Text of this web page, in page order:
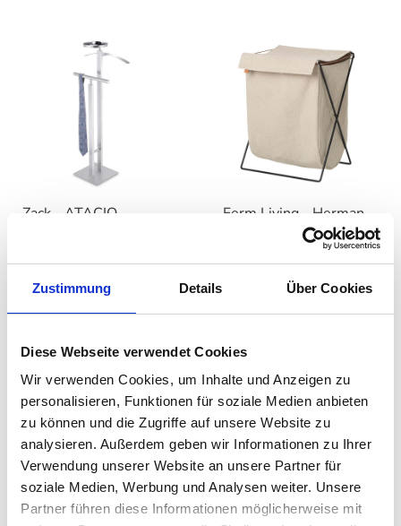
Zustimmung Details Über Cookies
Diese Webseite verwendet Cookies
Wir verwenden Cookies, um Inhalte und Anzeigen zu
personalisieren, Funktionen für soziale Medien anbieten
zu können und die Zugriffe auf unsere Website zu
analysieren. Außerdem geben wir Informationen zu Ihrer
Verwendung unserer Website an unsere Partner für
soziale Medien, Werbung und Analysen weiter. Unsere
Partner führen diese Informationen möglicherweise mit
Zack - ATACIO
269,00 €
Ferm Living - Herman
Wäschekorb